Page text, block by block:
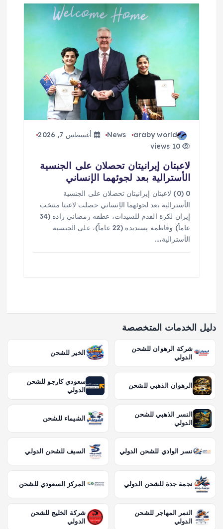
araby world
News
أغسطس 7, 2026
10 views
لاعبتان إيرانيتان تحصلان على الجنسية
الأسترالية بعد لجوئهما الإنساني
0 (0) لاعبتان إيرانيتان تحصلان على الجنسية
الأسترالية بعد لجوئهما الإنساني حصلت لاعبتا منتخب
إيران لكرة القدم للسيدات، عطفه رمضاني زاده (34
عاماً) وفاطمة پسنديده (22 عاماً)، على الجنسية
الأسترالية،…
دليل الخدمات المتخصصة
شركة الرهوان للشحن
الدولي
الخير للشحن
الرهوان الذهبي للشحن
سعودي كارجو للشحن
الدولي
النسر الذهبي للشحن
الدولي
الشيماء للشحن
نسر الوادي للشحن الدولي السيف للشحن الدولي
نجمة جدة للشحن الدولي المركز السعودي للشحن
النمر المهاجر للشحن
الدولي
شركة الخليج للشحن
الدولي